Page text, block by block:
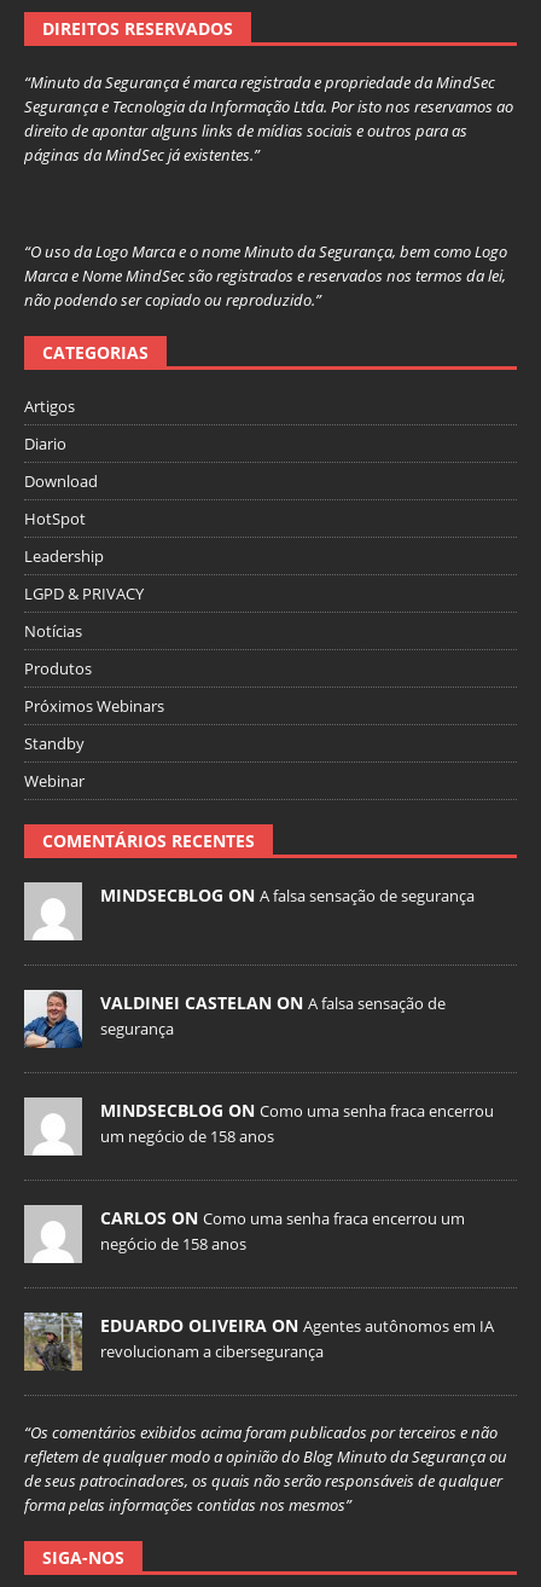
DIREITOS RESERVADOS
“Minuto da Segurança é marca registrada e propriedade da MindSec
Segurança e Tecnologia da Informação Ltda. Por isto nos reservamos ao
direito de apontar alguns links de mídias sociais e outros para as
páginas da MindSec já existentes.”
“O uso da Logo Marca e o nome Minuto da Segurança, bem como Logo
Marca e Nome MindSec são registrados e reservados nos termos da lei,
não podendo ser copiado ou reproduzido.”
CATEGORIAS
Artigos
Diario
Download
HotSpot
Leadership
LGPD & PRIVACY
Notícias
Produtos
Próximos Webinars
Standby
Webinar
COMENTÁRIOS RECENTES
MINDSECBLOG ON A falsa sensação de segurança
VALDINEI CASTELAN ON A falsa sensação de
segurança
MINDSECBLOG ON Como uma senha fraca encerrou
um negócio de 158 anos
CARLOS ON Como uma senha fraca encerrou um
negócio de 158 anos
EDUARDO OLIVEIRA ON Agentes autônomos em IA
revolucionam a cibersegurança
“Os comentários exibidos acima foram publicados por terceiros e não
refletem de qualquer modo a opinião do Blog Minuto da Segurança ou
de seus patrocinadores, os quais não serão responsáveis de qualquer
forma pelas informações contidas nos mesmos”
SIGA-NOS